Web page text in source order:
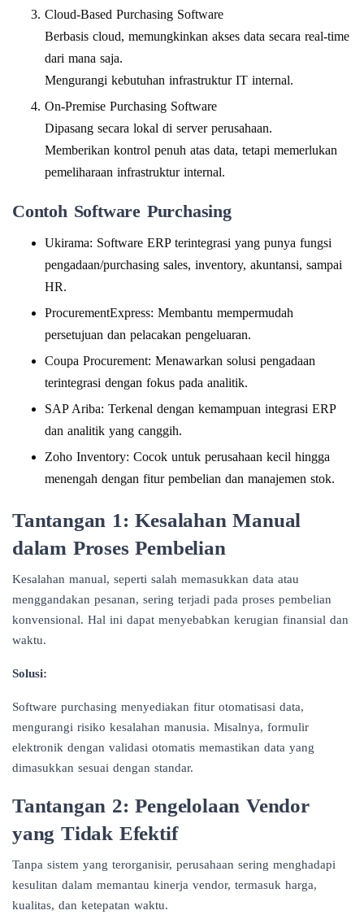
Cloud-Based Purchasing Software
Berbasis cloud, memungkinkan akses data secara real-time
dari mana saja.
Mengurangi kebutuhan infrastruktur IT internal.
On-Premise Purchasing Software
Dipasang secara lokal di server perusahaan.
Memberikan kontrol penuh atas data, tetapi memerlukan
pemeliharaan infrastruktur internal.
Contoh Software Purchasing
Ukirama: Software ERP terintegrasi yang punya fungsi
pengadaan/purchasing sales, inventory, akuntansi, sampai
HR.
ProcurementExpress: Membantu mempermudah
persetujuan dan pelacakan pengeluaran.
Coupa Procurement: Menawarkan solusi pengadaan
terintegrasi dengan fokus pada analitik.
SAP Ariba: Terkenal dengan kemampuan integrasi ERP
dan analitik yang canggih.
Zoho Inventory: Cocok untuk perusahaan kecil hingga
menengah dengan fitur pembelian dan manajemen stok.
Tantangan 1: Kesalahan Manual
dalam Proses Pembelian
Kesalahan manual, seperti salah memasukkan data atau
menggandakan pesanan, sering terjadi pada proses pembelian
konvensional. Hal ini dapat menyebabkan kerugian finansial dan
waktu.
Solusi:
Software purchasing menyediakan fitur otomatisasi data,
mengurangi risiko kesalahan manusia. Misalnya, formulir
elektronik dengan validasi otomatis memastikan data yang
dimasukkan sesuai dengan standar.
Tantangan 2: Pengelolaan Vendor
yang Tidak Efektif
Tanpa sistem yang terorganisir, perusahaan sering menghadapi
kesulitan dalam memantau kinerja vendor, termasuk harga,
kualitas, dan ketepatan waktu.